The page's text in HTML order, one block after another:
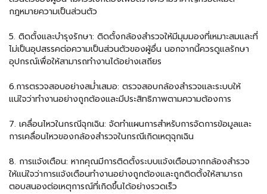
กฎหมายความเป็นส่วนตัว
5. ติดตั้งและบำรุงรักษา: ติดตั้งกล้องสำรวจให้มีมุมมองที่เหมาะสมและที่
ไม่เป็นอุปสรรคต่อความเป็นส่วนตัวของผู้อื่น นอกจากนี้ควรดูแลรักษา
อุปกรณ์เพื่อให้สามารถทำงานได้อย่างเสถียร
6.การตรวจสอบอย่างสม่ำเสมอ: ตรวจสอบกล้องสำรวจและระบบให้
แน่ใจว่าทำงานอย่างถูกต้องและมีประสิทธิภาพตามความต้องการ
7. เคลื่อนไหวในกรณีฉุกเฉิน: จัดทำแผนการสำหรับการจัดการข้อมูลและ
การเคลื่อนไหวของกล้องสำรวจในกรณีเกิดเหตุฉุกเฉิน
8. การแจ้งเตือน: หากคุณมีการติดตั้งระบบแจ้งเตือนจากกล้องสำรวจ
ให้แน่ใจว่าการแจ้งเตือนทำงานอย่างถูกต้องและถูกติดตั้งให้สามารถ
ตอบสนองต่อเหตุการณ์ที่เกิดขึ้นได้อย่างรวดเร็ว